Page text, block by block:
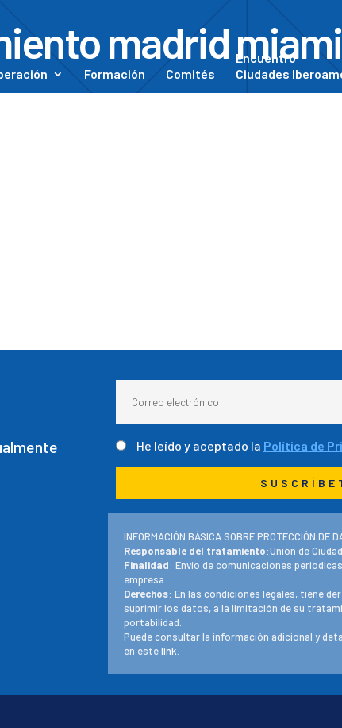
Formación Comités
Encuentro
Ciudades
madrid miami
He leído y aceptado la Política de
INFORMACIÓN BÁSICA SOBRE PROTECCIÓN DE
Responsable del tratamiento:Unión de
Finalidad: Envío de comunicaciones
empresa.
Derechos: En las condiciones legales, tiene
suprimir los datos, a la limitación de su
portabilidad.
Puede consultar la información adicional y
en estelink